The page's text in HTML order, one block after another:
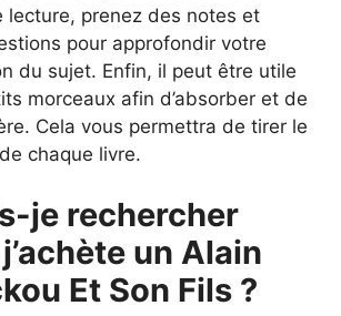
lecture, prenez des notes et
pour approfondir votre
du sujet. Enfin, il peut être utile
morceaux afin d’absorber et de
Cela vous permettra de tirer le
chaque livre.
je rechercher
un Alain
Et Son Fils ?